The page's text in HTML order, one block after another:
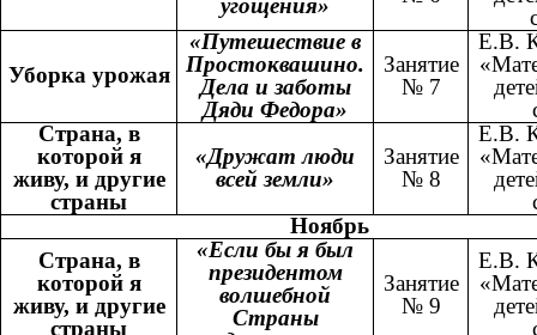
угощения»
Уборка урожая
«Путешествие в
Простоквашино.
Дела и заботы
Дяди Федора»
Занятие
№ 7
Е.В.
Страна, в
которой я
живу, и другие
страны
«Дружат люди
всей земли»
Занятие
№ 8
Е.В.
Ноябрь
Страна, в
которой я
живу, и другие
страны
«Если бы я был
президентом
волшебной
Страны
Занятие
№ 9
Е.В.